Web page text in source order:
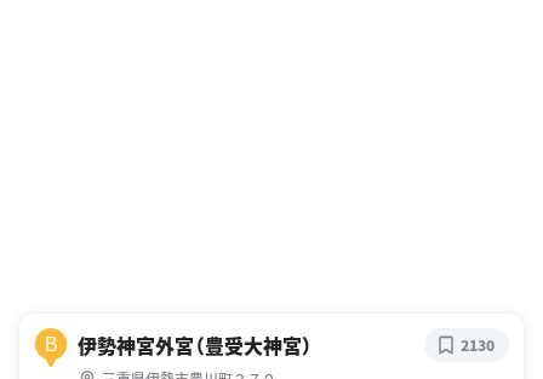
B 伊勢神宮外宮（豊受大神宮） 2130